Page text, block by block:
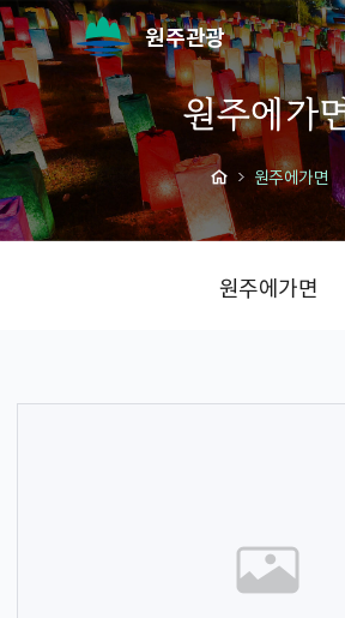
원주관광
원주에가
원주에가면
원주에가면